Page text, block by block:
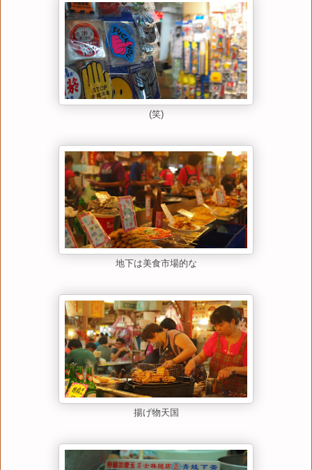
(笑)
地下は美食市場的な
揚げ物天国